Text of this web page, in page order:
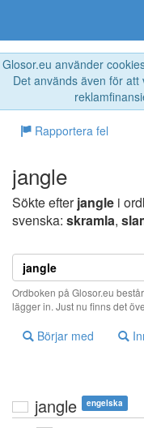
Glosor.eu använder
Det används även för
Rapportera fel
jangle
Sökte efterjangle i
svenska: skramla,
Ordboken på Glosor.eu
lägger in. Just nu finns det
Börjar med
jangle engelska